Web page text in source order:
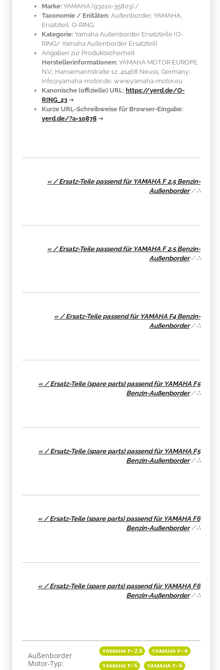
Marke: YAMAHA (93210-35803) /
Taxonomie / Enitäten: Außenborder, YAMAHA,
Ersatzteil, O-RING
Kategorie: Yamaha Außenborder Ersatzteile (O-
RING/ Yamaha Außenborder Ersatzteil)
Angaben zur Produktsicherheit
Herstellerinformationen: YAMAHA MOTOR EUROPE
N.V.; Hansemannstraße 12; 41468 Neuss; Germany;
info@yamaha-motor.de; www.yamaha-motor.eu
Kanonische (offizielle) URL: https://yerd.de/O-
RING_23 ➔
Kurze URL-Schreibweise für Browser-Eingabe:
yerd.de/?a=10878 ➔
« / Ersatz-Teile passend für YAMAHA F 2.5 Benzin-
Außenborder/∴
« / Ersatz-Teile passend für YAMAHA F 2.5 Benzin-
Außenborder/∴
« / Ersatz-Teile passend für YAMAHA F4 Benzin-
Außenborder/∴
« / Ersatz-Teile (spare parts) passend für YAMAHA F5
Benzin-Außenborder/∴
« / Ersatz-Teile (spare parts) passend für YAMAHA F5
Benzin-Außenborder/∴
« / Ersatz-Teile (spare parts) passend für YAMAHA F6
Benzin-Außenborder/∴
« / Ersatz-Teile (spare parts) passend für YAMAHA F6
Benzin-Außenborder/∴
Produkteigenschaft
Außenborder
Motor-Typ:
YAMAHA F-2.5
YAMAHA F-4
YAMAHA F-5
YAMAHA F-6